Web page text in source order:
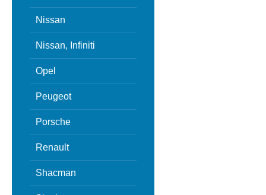
Nissan
Nissan, Infiniti
Opel
Peugeot
Porsche
Renault
Shacman